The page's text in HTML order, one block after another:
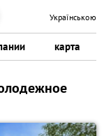
карта
Українською